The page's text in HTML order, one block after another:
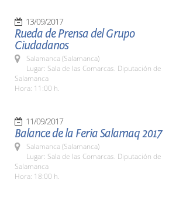
13/09/2017
Rueda de Prensa del Grupo
Ciudadanos
Salamanca (Salamanca)
Lugar: Sala de las Comarcas. Diputación de
Salamanca
Hora: 11:00 h.
11/09/2017
Balance de la Feria Salamaq 2017
Salamanca (Salamanca)
Lugar: Sala de las Comarcas. Diputación de
Salamanca
Hora: 18:00 h.